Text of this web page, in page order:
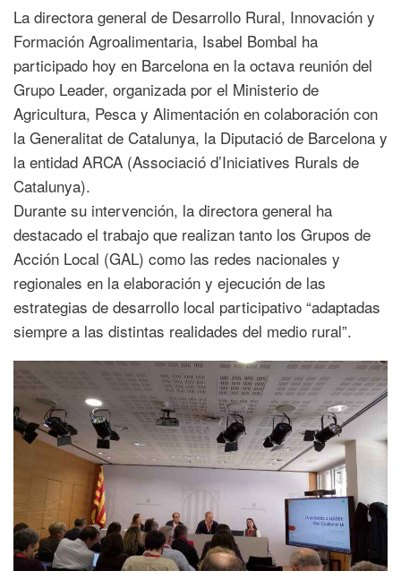
La directora general de Desarrollo Rural, Innovación y
Formación Agroalimentaria, Isabel Bombal ha
participado hoy en Barcelona en la octava reunión del
Grupo Leader, organizada por el Ministerio de
Agricultura, Pesca y Alimentación en colaboración con
la Generalitat de Catalunya, la Diputació de Barcelona y
la entidad ARCA (Associació d’Iniciatives Rurals de
Catalunya).
Durante su intervención, la directora general ha
destacado el trabajo que realizan tanto los Grupos de
Acción Local (GAL) como las redes nacionales y
regionales en la elaboración y ejecución de las
estrategias de desarrollo local participativo “adaptadas
siempre a las distintas realidades del medio rural”.